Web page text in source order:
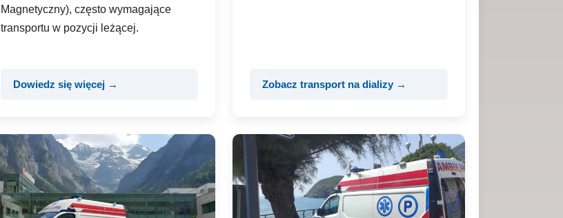
Magnetyczny), często wymagające
transportu w pozycji leżącej.
Dowiedz się więcej → Zobacz transport na dializy →